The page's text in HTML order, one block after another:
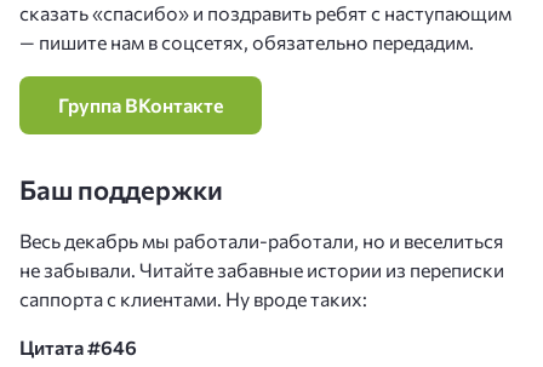
сказать «спасибо» и поздравить ребят с наступающим
— пишите нам в соцсетях, обязательно передадим.
Группа ВКонтакте
Баш поддержки
Весь декабрь мы работали-работали, но и веселиться
не забывали. Читайте забавные истории из переписки
саппорта с клиентами. Ну вроде таких:
Цитата #646